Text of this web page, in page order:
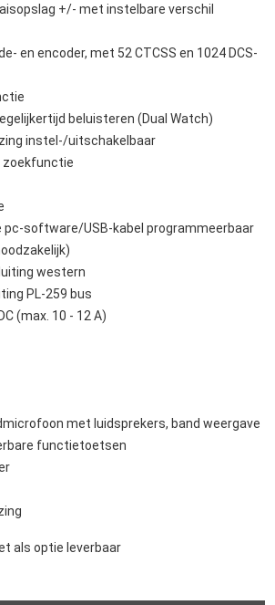
+/- met instelbare verschil
en encoder, met 52 CTCSS en 1024 DCS-
beluisteren (Dual Watch)
instel-/uitschakelbaar
zoekfunctie
pc-software/USB-kabel programmeerbaar
western
PL-259 bus
(max. 10 - 12 A)
met luidsprekers, band weergave
functietoetsen
als optie leverbaar